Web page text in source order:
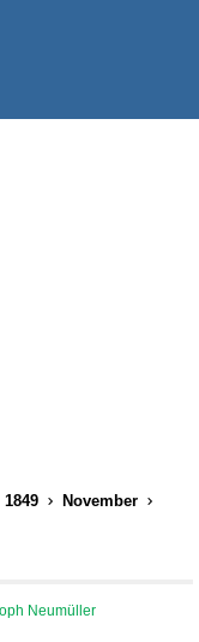
1849 November
Neumüller